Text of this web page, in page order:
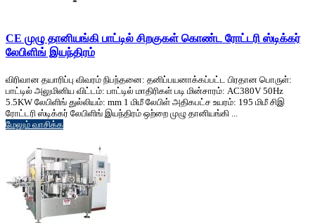
CE முழு தானியங்கி பாட்டில் சிறகுகள் கொண்ட ரோட்டரி ஸ்டிக்கர்
லேபிளிங் இயந்திரம்
விரிவான தயாரிப்பு விவரம் நிபந்தனை: தனிப்பயனாக்கப்பட்ட பிரதான பொருள்:
பாட்டில் அலுமினிய விட்டம்: பாட்டில் மாதிரிகள் படி மின்சாரம்: AC380V 50Hz
5.5KW லேபிளிங் துல்லியம்: mm 1 மிமீ லேபிள் அதிகபட்ச உயரம்: 195 மிமீ சிஇ
ரோட்டரி ஸ்டிக்கர் லேபிளிங் இயந்திரம் ஒற்றை முழு தானியங்கி ...
மேலும் வாசிக்க